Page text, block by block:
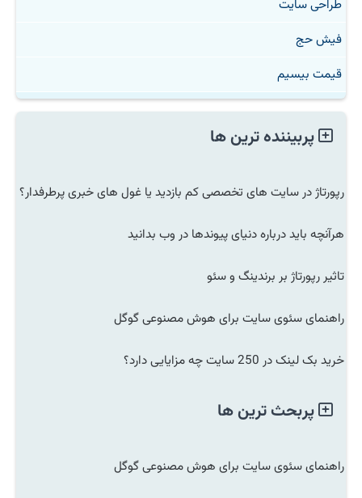
طراحی سایت
فیش حج
قیمت بیسیم
پربیننده ترین ها
رپورتاژ در سایت های تخصصی کم بازدید یا غول های خبری پرطرفدار؟
هرآنچه باید درباره دنیای پیوندها در وب بدانید
تاثیر رپورتاژ بر برندینگ و سئو
راهنمای سئوی سایت برای هوش مصنوعی گوگل
خرید بک لینک در 250 سایت چه مزایایی دارد؟
پربحث ترین ها
راهنمای سئوی سایت برای هوش مصنوعی گوگل